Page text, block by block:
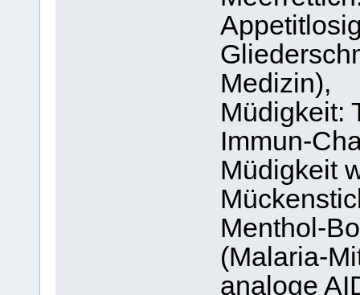
Medizin),
Müdigkeit:
Immun-
Müdigkeit
Menthol-
(Malaria-
analoge